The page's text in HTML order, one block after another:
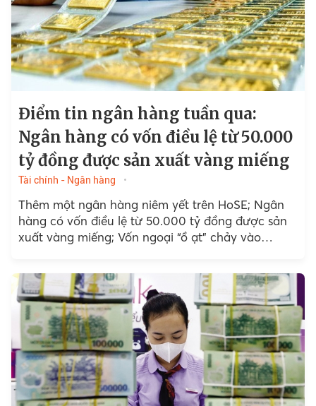
Điểm tin ngân hàng tuần qua:
Ngân hàng có vốn điều lệ từ 50.000
tỷ đồng được sản xuất vàng miếng
Tài chính - Ngân hàng
Thêm một ngân hàng niêm yết trên HoSE; Ngân
hàng có vốn điều lệ từ 50.000 tỷ đồng được sản
xuất vàng miếng; Vốn ngoại “ồ ạt” chảy vào